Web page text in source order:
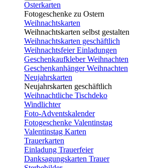
Osterkarten
Fotogeschenke zu Ostern
Weihnachtskarten
Weihnachtskarten selbst gestalten
Weihnachtskarten geschäftlich
Weihnachtsfeier Einladungen
Geschenkaufkleber Weihnachten
Geschenkanhänger Weihnachten
Neujahrskarten
Neujahrskarten geschäftlich
Weihnachtliche Tischdeko
Windlichter
Foto-Adventskalender
Fotogeschenke Valentinstag
Valentinstag Karten
Trauerkarten
Einladung Trauerfeier
Danksagungskarten Trauer